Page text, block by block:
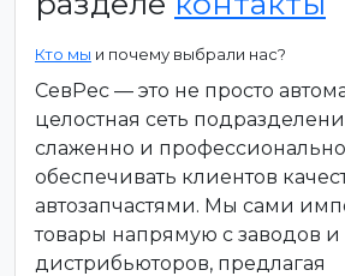
Кто мы и почему выбрали нас?
СевРес — это не просто
целостная сеть
слаженно и
обеспечивать клиентов
автозапчастями. Мы сами
товары напрямую с заводов
дистрибьюторов, предлагая